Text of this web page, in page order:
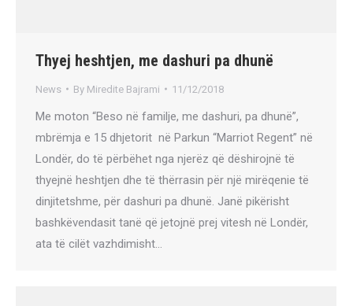
Thyej heshtjen, me dashuri pa dhunë
News By Miredite Bajrami 11/12/2018
Me moton “Beso në familje, me dashuri, pa dhunë”,
mbrëmja e 15 dhjetorit në Parkun “Marriot Regent” në
Londër, do të përbëhet nga njerëz që dëshirojnë të
thyejnë heshtjen dhe të thërrasin për një mirëqenie të
dinjitetshme, për dashuri pa dhunë. Janë pikërisht
bashkëvendasit tanë që jetojnë prej vitesh në Londër,
ata të cilët vazhdimisht…